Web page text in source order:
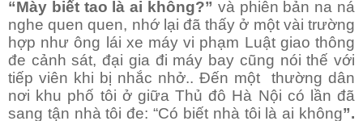
“Mày biết tao là ai không?” và phiên bản na ná
nghe quen quen, nhớ lại đã thấy ở một vài trường
hợp như ông lái xe máy vi phạm Luật giao thông
đe cảnh sát, đại gia đi máy bay cũng nói thế với
tiếp viên khi bị nhắc nhở.. Đến một
thường dân
nơi khu phố tôi ở giữa Thủ đô Hà Nội có lần đã
sang tận nhà tôi đe: “Có biết nhà tôi là ai không”.